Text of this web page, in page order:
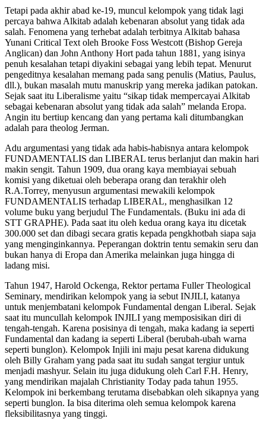
Tetapi pada akhir abad ke-19, muncul kelompok yang tidak lagi
percaya bahwa Alkitab adalah kebenaran absolut yang tidak ada
salah. Fenomena yang terhebat adalah terbitnya Alkitab bahasa
Yunani Critical Text oleh Brooke Foss Westcott (Bishop Gereja
Anglican) dan John Anthony Hort pada tahun 1881, yang isinya
penuh kesalahan tetapi diyakini sebagai yang lebih tepat. Menurut
pengeditnya kesalahan memang pada sang penulis (Matius, Paulus,
dll.), bukan masalah mutu manuskrip yang mereka jadikan patokan.
Sejak saat itu Liberalisme yaitu “sikap tidak mempercayai Alkitab
sebagai kebenaran absolut yang tidak ada salah” melanda Eropa.
Angin itu bertiup kencang dan yang pertama kali ditumbangkan
adalah para theolog Jerman.
Adu argumentasi yang tidak ada habis-habisnya antara kelompok
FUNDAMENTALIS dan LIBERAL terus berlanjut dan makin hari
makin sengit. Tahun 1909, dua orang kaya membiayai sebuah
komisi yang diketuai oleh beberapa orang dan terakhir oleh
R.A.Torrey, menyusun argumentasi mewakili kelompok
FUNDAMENTALIS terhadap LIBERAL, menghasilkan 12
volume buku yang berjudul The Fundamentals. (Buku ini ada di
STT GRAPHE). Pada saat itu oleh kedua orang kaya itu dicetak
300.000 set dan dibagi secara gratis kepada pengkhotbah siapa saja
yang menginginkannya. Peperangan doktrin tentu semakin seru dan
bukan hanya di Eropa dan Amerika melainkan juga hingga di
ladang misi.
Tahun 1947, Harold Ockenga, Rektor pertama Fuller Theological
Seminary, mendirikan kelompok yang ia sebut INJILI, katanya
untuk menjembatani kelompok Fundamental dengan Liberal. Sejak
saat itu muncullah kelompok INJILI yang memposisikan diri di
tengah-tengah. Karena posisinya di tengah, maka kadang ia seperti
Fundamental dan kadang ia seperti Liberal (berubah-ubah warna
seperti bunglon). Kelompok Injili ini maju pesat karena didukung
oleh Billy Graham yang pada saat itu sudah sangat tergiur untuk
menjadi mashyur. Selain itu juga didukung oleh Carl F.H. Henry,
yang mendirikan majalah Christianity Today pada tahun 1955.
Kelompok ini berkembang terutama disebabkan oleh sikapnya yang
seperti bunglon. Ia bisa diterima oleh semua kelompok karena
fleksibilitasnya yang tinggi.